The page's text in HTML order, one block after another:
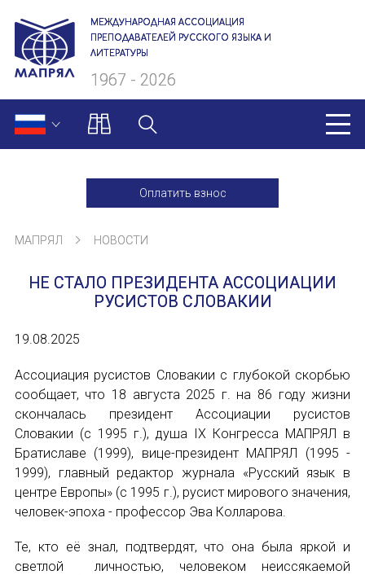
МЕЖДУНАРОДНАЯ АССОЦИАЦИЯ
ПРЕПОДАВАТЕЛЕЙ РУССКОГО ЯЗЫКА И
ЛИТЕРАТУРЫ
1967 - 2026
Оплатить взнос
О нас
Президиум
Ревизионная комиссия
Устав МАПРЯЛ
Вступить в МАПРЯЛ
История МАПРЯЛ
Медаль А. С. Пушкина
Оплата членских взносов МАПРЯЛ
МАПРЯЛ НОВОСТИ
НЕ СТАЛО ПРЕЗИДЕНТА АССОЦИАЦИИ
РУСИСТОВ СЛОВАКИИ
19.08.2025
Ассоциация русистов Словакии с глубокой скорбью
сообщает, что 18 августа 2025 г. на 86 году жизни
скончалась президент Ассоциации русистов
Словакии (с 1995 г.), душа IX Конгресса МАПРЯЛ в
Братиславе (1999), вице-президент МАПРЯЛ (1995 -
1999), главный редактор журнала «Русский язык в
центре Европы» (с 1995 г.), русист мирового значения,
человек-эпоха - профессор Эва Колларова.
Те, кто её знал, подтвердят, что она была яркой и
светлой личностью, человеком неиссякаемой